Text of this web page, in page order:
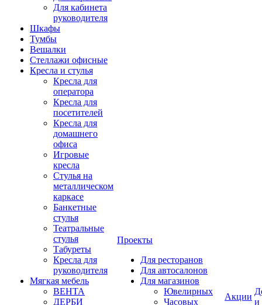
Для кабинета
руководителя
Шкафы
Тумбы
Вешалки
Стеллажи офисные
Кресла и стулья
Кресла для
оператора
Кресла для
посетителей
Кресла для
домашнего
офиса
Игровые
кресла
Стулья на
металлическом
каркасе
Банкетные
стулья
Театральные
стулья
Табуреты
Кресла для
руководителя
Мягкая мебель
ВЕНТА
ДЕРБИ
Проекты
Для ресторанов
Для автосалонов
Для магазинов
Ювелирных
Часовых
Акции
и